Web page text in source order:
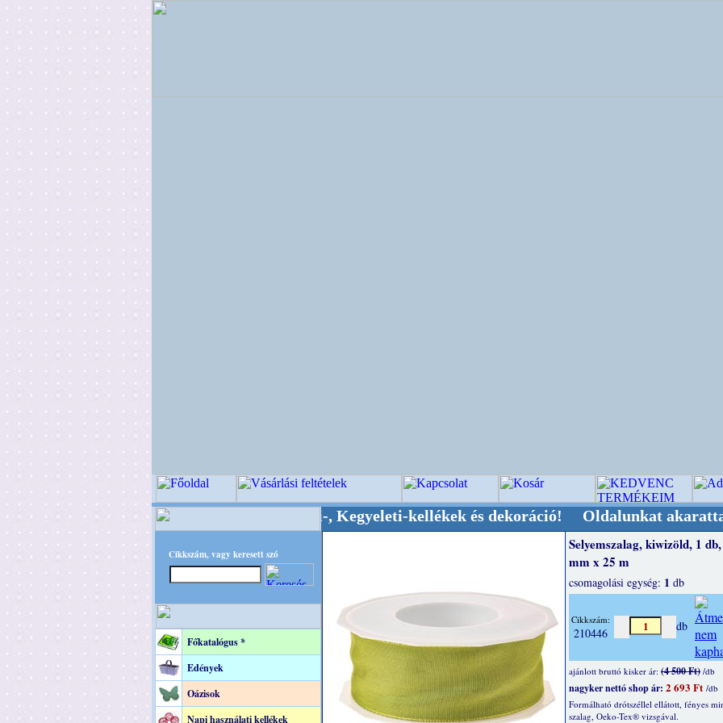
Cikkszám, vagy keresett szó
Főkatalógus *
Edények
Oázisok
Napi használati kellékek
Virágkötészeti-, Esküvői-, Kegyeleti-kellékek és dekoráció! Oldalunkat akarattal tartjuk
Selyemszalag, kiwizöld, 1
mm x 25 m
csomagolási egység: 1 db
Cikkszám:
210446 db
ajánlott bruttó kisker ár: (4 500 Ft) /db
nagyker nettó shop ár: 2 693 Ft /db
Formálható drótszéllel ellátott, fényes
szalag, Oeko-Tex® vizsgával.